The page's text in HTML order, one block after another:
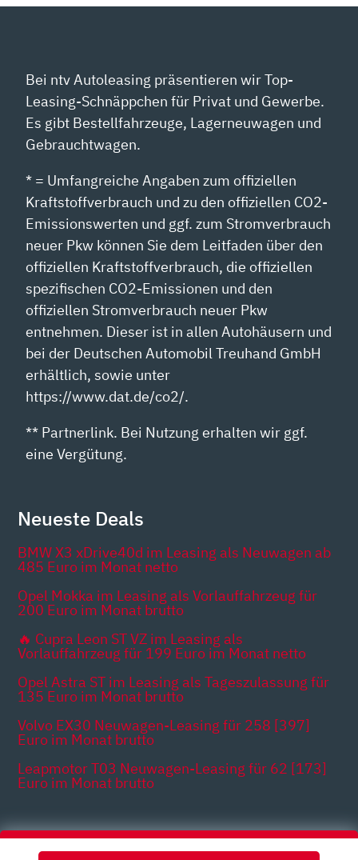
Bei ntv Autoleasing präsentieren wir Top-
Leasing-Schnäppchen für Privat und Gewerbe.
Es gibt Bestellfahrzeuge, Lagerneuwagen und
Gebrauchtwagen.
* = Umfangreiche Angaben zum offiziellen
Kraftstoffverbrauch und zu den offiziellen CO2-
Emissionswerten und ggf. zum Stromverbrauch
neuer Pkw können Sie dem Leitfaden über den
offiziellen Kraftstoffverbrauch, die offiziellen
spezifischen CO2-Emissionen und den
offiziellen Stromverbrauch neuer Pkw
entnehmen. Dieser ist in allen Autohäusern und
bei der Deutschen Automobil Treuhand GmbH
erhältlich, sowie unter
https://www.dat.de/co2/.
** Partnerlink. Bei Nutzung erhalten wir ggf.
eine Vergütung.
Neueste Deals
BMW X3 xDrive40d im Leasing als Neuwagen ab
485 Euro im Monat netto
Opel Mokka im Leasing als Vorlauffahrzeug für
200 Euro im Monat brutto
🔥 Cupra Leon ST VZ im Leasing als
Vorlauffahrzeug für 199 Euro im Monat netto
Opel Astra ST im Leasing als Tageszulassung für
135 Euro im Monat brutto
Volvo EX30 Neuwagen-Leasing für 258 [397]
Euro im Monat brutto
Leapmotor T03 Neuwagen-Leasing für 62 [173]
Euro im Monat brutto